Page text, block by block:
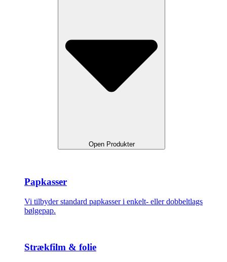
Open Produkter
Papkasser
Vi tilbyder standard papkasser i enkelt- eller dobbeltlags
bølgepap.
Strækfilm & folie